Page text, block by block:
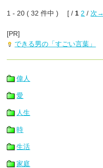
1 - 20 ( 32 件中 ) [ / 1 2 / 次→
[PR]
できる男の「すごい言葉」
偉人
愛
人生
時
生活
家庭